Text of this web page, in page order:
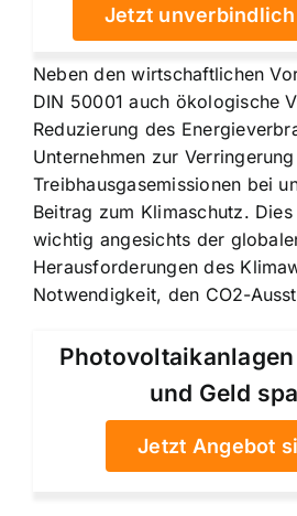
Jetzt
Neben den wirtschaftlichen
DIN 50001 auch ökologische
Reduzierung des
Unternehmen zur
Treibhausgasemissionen bei
Beitrag zum Klimaschutz.
wichtig angesichts der
Herausforderungen des
Notwendigkeit, den CO2-
und Geld
Jetzt Angebot